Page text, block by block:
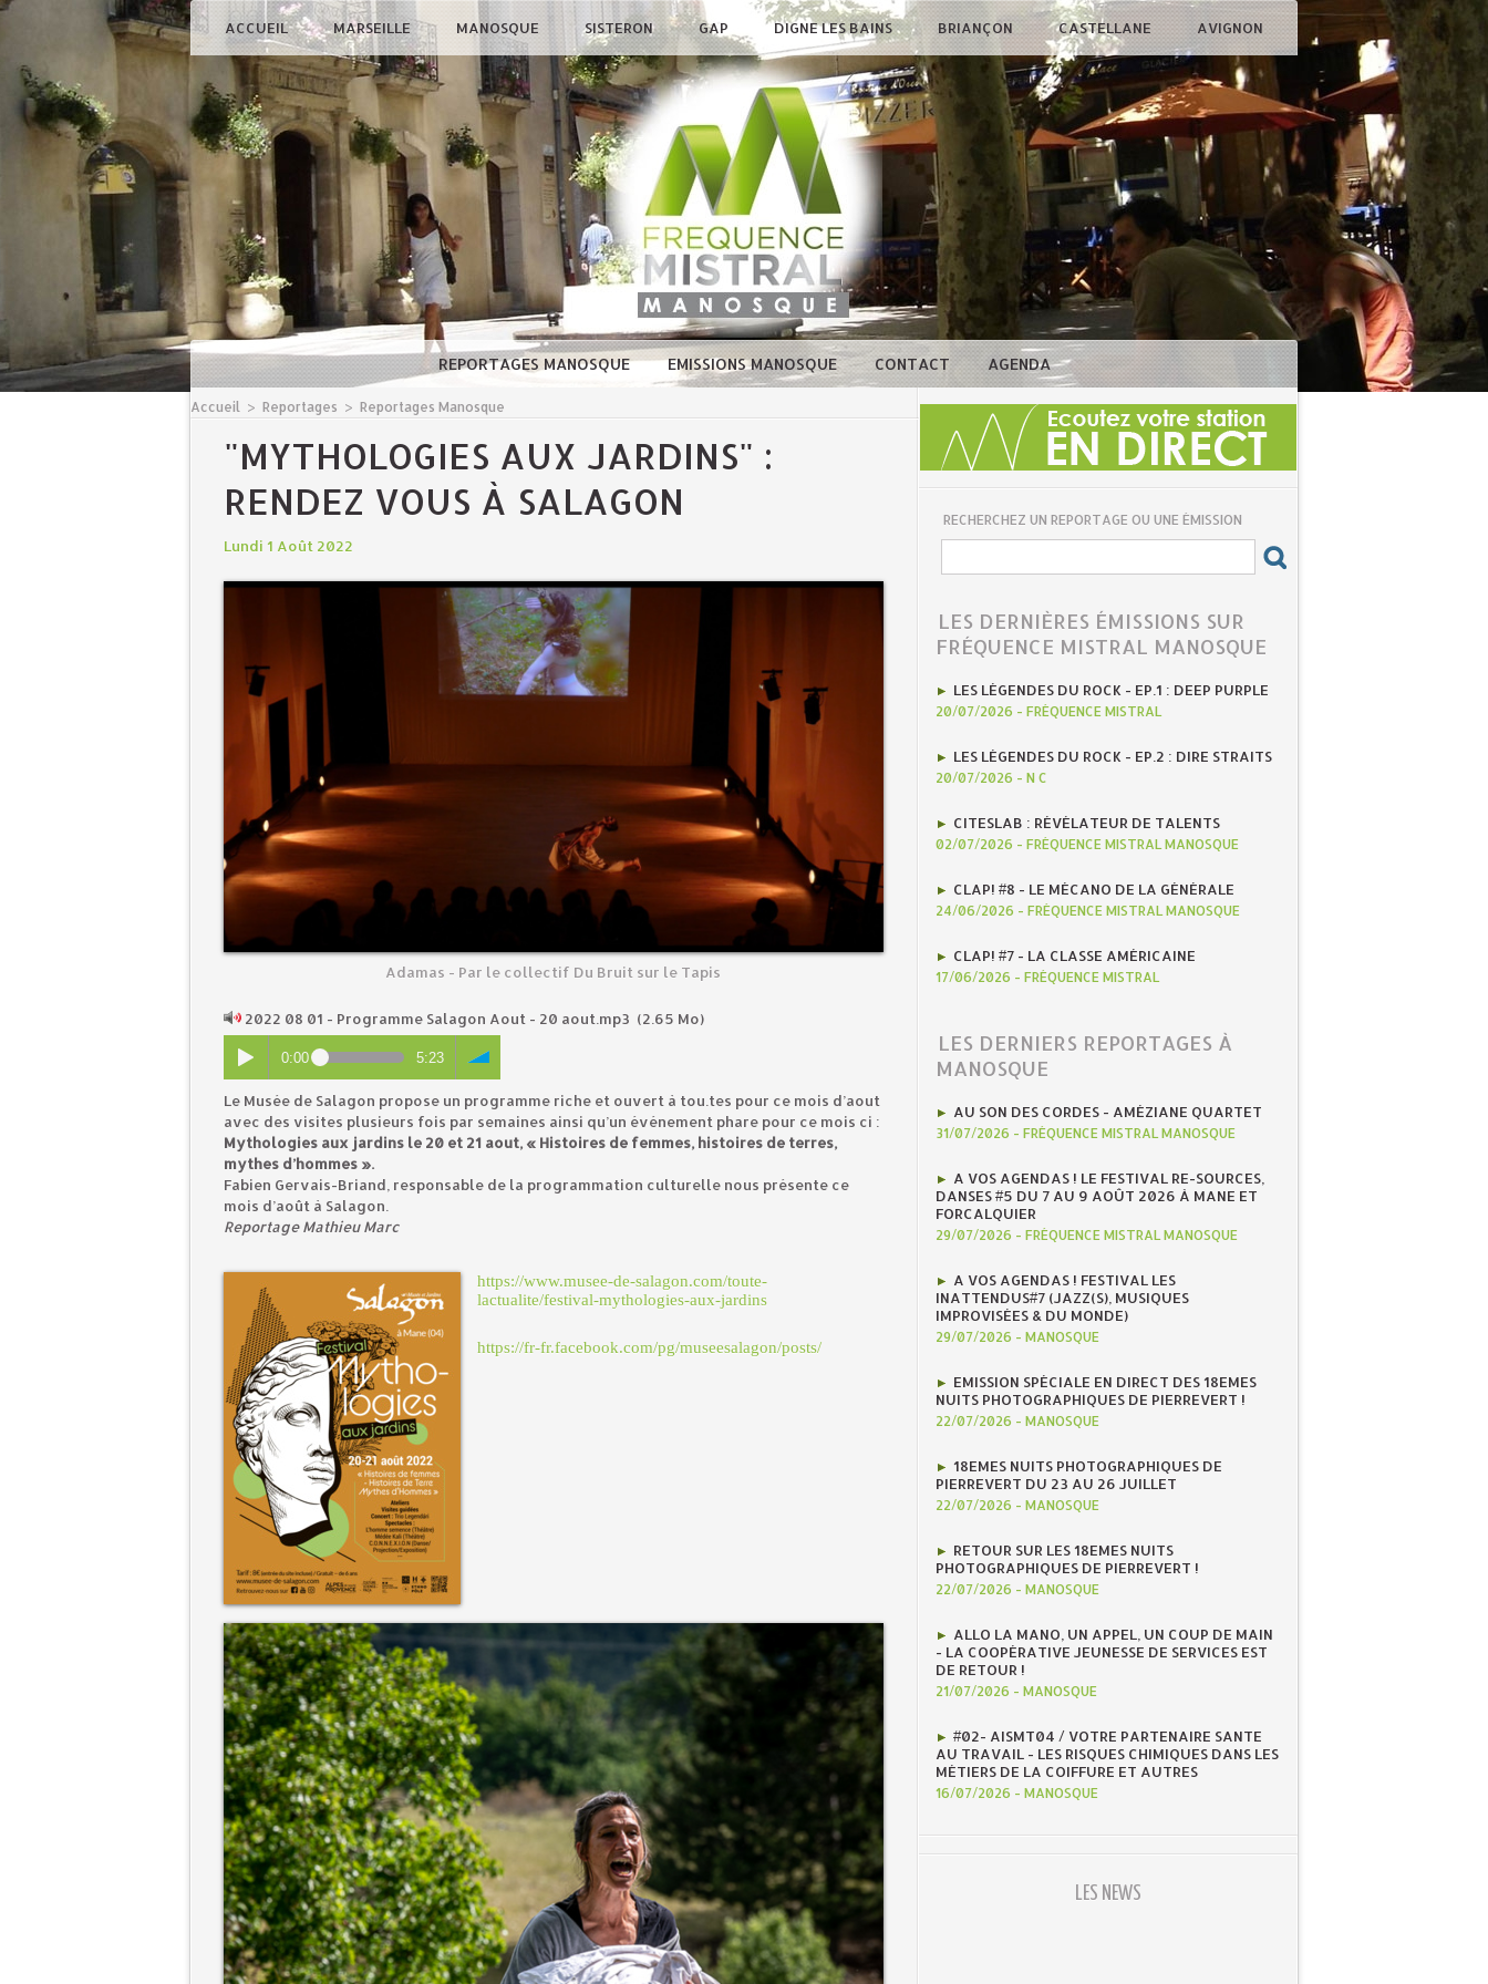
ACCUEIL MARSEILLE MANOSQUE SISTERON GAP DIGNE LES BAINS BRIANÇON CASTELLANE AVIGNON
REPORTAGES MANOSQUE EMISSIONS MANOSQUE CONTACT AGENDA
Accueil > Reportages > Reportages Manosque
"MYTHOLOGIES AUX JARDINS" :
RENDEZ VOUS À SALAGON
Lundi 1 Août 2022
Adamas - Par le collectif Du Bruit sur le Tapis
2022 08 01 - Programme Salagon Aout - 20 aout.mp3 (2.65 Mo)
0:00 5:23
Le Musée de Salagon propose un programme riche et ouvert à tou.tes pour ce mois d’aout
avec des visites plusieurs fois par semaines ainsi qu’un événement phare pour ce mois ci :
Mythologies aux jardins le 20 et 21 aout, « Histoires de femmes, histoires de terres,
mythes d’hommes ».
Fabien Gervais-Briand, responsable de la programmation culturelle nous présente ce
mois d’août à Salagon.
Reportage Mathieu Marc
https://www.musee-de-salagon.com/toute-
lactualite/festival-mythologies-aux-jardins
https://fr-fr.facebook.com/pg/museesalagon/posts/
RECHERCHEZ UN REPORTAGE OU UNE ÉMISSION
LES DERNIÈRES ÉMISSIONS SUR
FRÉQUENCE MISTRAL MANOSQUE
LES LÉGENDES DU ROCK - EP.1 : DEEP PURPLE
20/07/2026 - FRÉQUENCE MISTRAL
LES LÉGENDES DU ROCK - EP.2 : DIRE STRAITS
20/07/2026 - N C
CITESLAB : RÉVÉLATEUR DE TALENTS
02/07/2026 - FRÉQUENCE MISTRAL MANOSQUE
CLAP! #8 - LE MÉCANO DE LA GÉNÉRALE
24/06/2026 - FRÉQUENCE MISTRAL MANOSQUE
CLAP! #7 - LA CLASSE AMÉRICAINE
17/06/2026 - FRÉQUENCE MISTRAL
LES DERNIERS REPORTAGES À
MANOSQUE
AU SON DES CORDES - AMÉZIANE QUARTET
31/07/2026 - FRÉQUENCE MISTRAL MANOSQUE
A VOS AGENDAS ! LE FESTIVAL RE-SOURCES,
DANSES #5 DU 7 AU 9 AOÛT 2026 À MANE ET
FORCALQUIER
29/07/2026 - FRÉQUENCE MISTRAL MANOSQUE
A VOS AGENDAS ! FESTIVAL LES
INATTENDUS#7 (JAZZ(S), MUSIQUES
IMPROVISÉES & DU MONDE)
29/07/2026 - MANOSQUE
EMISSION SPÉCIALE EN DIRECT DES 18EMES
NUITS PHOTOGRAPHIQUES DE PIERREVERT !
22/07/2026 - MANOSQUE
18EMES NUITS PHOTOGRAPHIQUES DE
PIERREVERT DU 23 AU 26 JUILLET
22/07/2026 - MANOSQUE
RETOUR SUR LES 18EMES NUITS
PHOTOGRAPHIQUES DE PIERREVERT !
22/07/2026 - MANOSQUE
ALLO LA MANO, UN APPEL, UN COUP DE MAIN
- LA COOPÉRATIVE JEUNESSE DE SERVICES EST
DE RETOUR !
21/07/2026 - MANOSQUE
#02- AISMT04 / VOTRE PARTENAIRE SANTE
AU TRAVAIL - LES RISQUES CHIMIQUES DANS LES
MÉTIERS DE LA COIFFURE ET AUTRES
16/07/2026 - MANOSQUE
LES NEWS